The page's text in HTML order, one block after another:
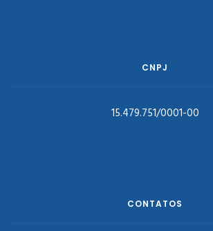
CNPJ
15.479.751/0001-00
CONTATOS